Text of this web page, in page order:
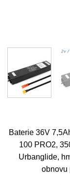
Baterie 36V
100 PRO2,
Urbanglide,
obnovu